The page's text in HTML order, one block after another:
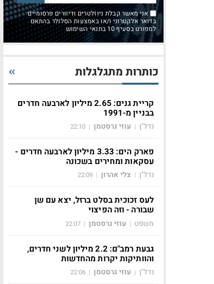
אני מאשר קבלת ניוזלטרים ודיוורים פרסומיים
בדואר אלקטרוני ו/או באמצעות הסלולר בהתאם
למפורט בסעיף 10 בתנאי השימוש
כותרות מתגלגלות
קריית גנים: 2.65 מיליון לארבעה חדרים
בבניין מ-1991
נדל"ן | עוזי גרסטמן |
22:10
פארק הים: 3.33 מיליון לארבעה חדרים -
עסקאות ומחירים בשכונה
נדל"ן | צלי אהרון |
22:09
לעס זכוכית בסלט ברזל, יצא עם שן
שבורה - וזה הפיצוי
משפט | עוזי גרסטמן |
22:07
גבעת רמב"ם: 2.2 מיליון לשני חדרים,
והוותיקות יקרות מהחדשות
נדל"ן | עוזי גרסטמן |
22:06